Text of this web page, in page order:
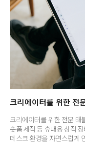
크리에이터를 위한 전
크리에이터를 위한 전문 태
숏폼 제작 등 휴대용 창작
데스크 환경을 자연스럽게